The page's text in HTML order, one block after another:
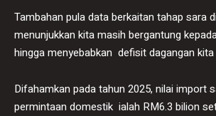
Tambahan pula data berkaitan tahap sara
menunjukkan kita masih bergantung
hingga menyebabkan defisit dagangan kita
Difahamkan pada tahun 2025, nilai import
permintaan domestik ialah RM6.3 bilion